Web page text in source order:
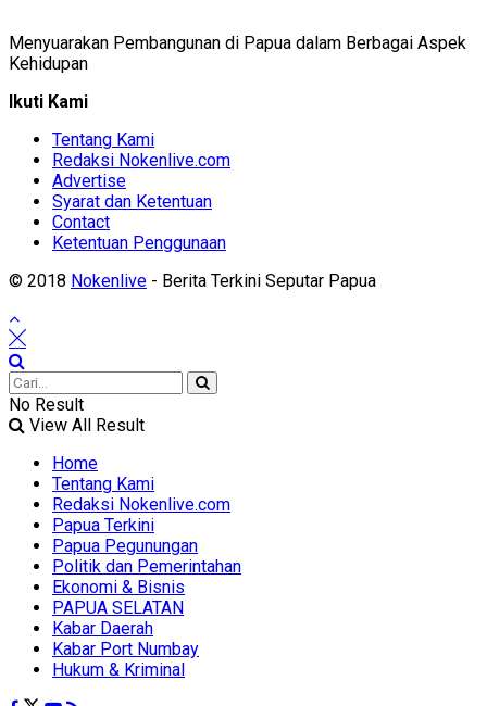
Menyuarakan Pembangunan di Papua dalam Berbagai Aspek
Kehidupan
Ikuti Kami
Tentang Kami
Redaksi Nokenlive.com
Advertise
Syarat dan Ketentuan
Contact
Ketentuan Penggunaan
© 2018 Nokenlive - Berita Terkini Seputar Papua
No Result
View All Result
Home
Tentang Kami
Redaksi Nokenlive.com
Papua Terkini
Papua Pegunungan
Politik dan Pemerintahan
Ekonomi & Bisnis
PAPUA SELATAN
Kabar Daerah
Kabar Port Numbay
Hukum & Kriminal